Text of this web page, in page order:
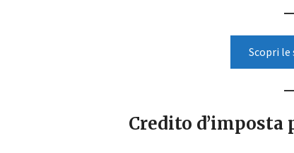
Scopri
Credito d’imposta